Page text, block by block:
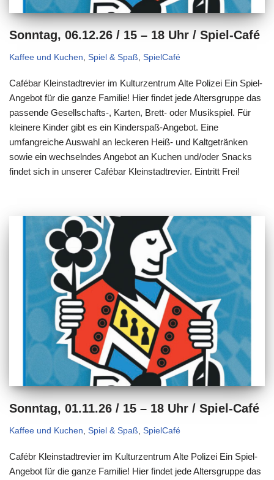
Sonntag, 06.12.26 / 15 – 18 Uhr / Spiel-Café
Kaffee und Kuchen Spiel & Spaß SpielCafé
Cafébar Kleinstadtrevier im Kulturzentrum Alte Polizei Ein Spiel-
Angebot für die ganze Familie! Hier findet jede Altersgruppe das
passende Gesellschafts-, Karten, Brett- oder Musikspiel. Für
kleinere Kinder gibt es ein Kinderspaß-Angebot. Eine
umfangreiche Auswahl an leckeren Heiß- und Kaltgetränken
sowie ein wechselndes Angebot an Kuchen und/oder Snacks
findet sich in unserer Cafébar Kleinstadtrevier. Eintritt Frei!
Sonntag, 01.11.26 / 15 – 18 Uhr / Spiel-Café
Kaffee und Kuchen, Spiel & Spaß, SpielCafé
Cafébr Kleinstadtrevier im Kulturzentrum Alte Polizei Ein Spiel-
Angebot für die ganze Familie! Hier findet jede Altersgruppe das